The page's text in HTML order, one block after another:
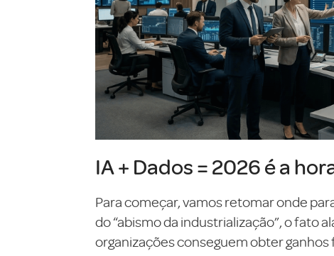
IA + Dados = 2026 é a
Para começar, vamos retomar onde
do “abismo da industrialização”, o fato
organizações conseguem obter